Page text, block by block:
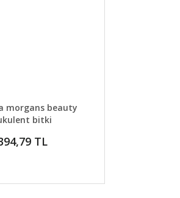
GELİNCE HABER VER
morgans beauty
bitki
TL